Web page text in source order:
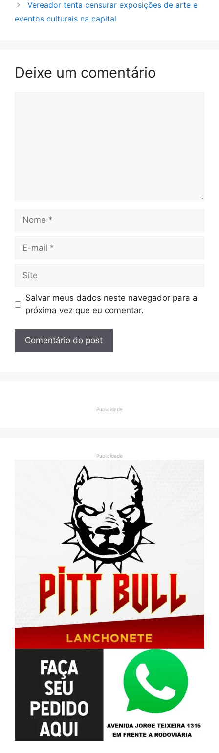
Vereador tenta censurar exposições de arte e
eventos culturais na capital
Deixe um comentário
Nome
Site
Salvar meus dados neste navegador para a
próxima vez que eu comentar.
Publicidade
Publicidade